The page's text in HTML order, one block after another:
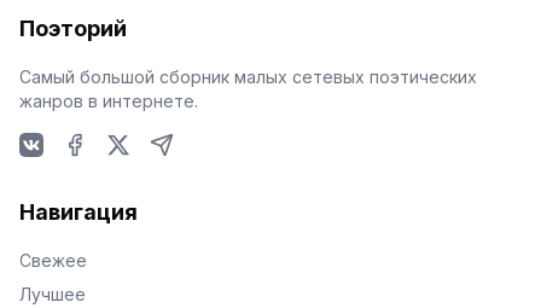
Поэторий
Самый большой сборник малых сетевых поэтических
жанров в интернете.
Навигация
Свежее
Лучшее